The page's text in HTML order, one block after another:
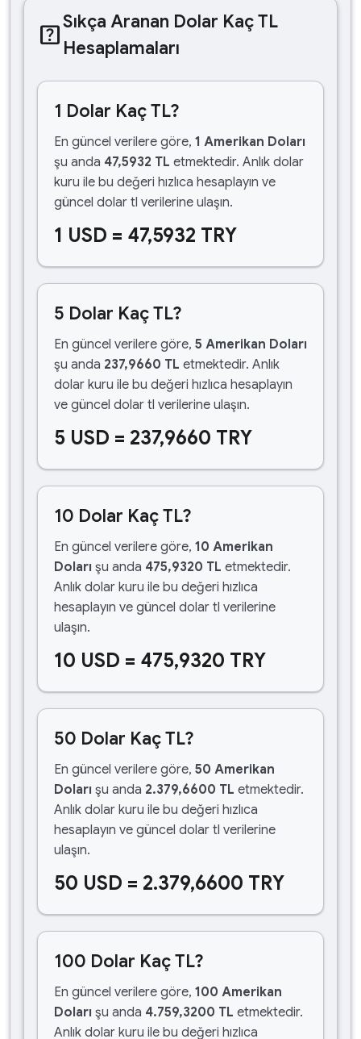
help_centerSıkça Aranan Dolar Kaç TL
Hesaplamaları
1 Dolar Kaç TL?
En güncel verilere göre, 1 Amerikan Doları
şu anda 47,5932 TL etmektedir. Anlık dolar
kuru ile bu değeri hızlıca hesaplayın ve
güncel dolar tl verilerine ulaşın.
1 USD = 47,5932 TRY
5 Dolar Kaç TL?
En güncel verilere göre, 5 Amerikan Doları
şu anda 237,9660 TL etmektedir. Anlık
dolar kuru ile bu değeri hızlıca hesaplayın
ve güncel dolar tl verilerine ulaşın.
5 USD = 237,9660 TRY
10 Dolar Kaç TL?
En güncel verilere göre, 10 Amerikan
Doları şu anda 475,9320 TL etmektedir.
Anlık dolar kuru ile bu değeri hızlıca
hesaplayın ve güncel dolar tl verilerine
ulaşın.
10 USD = 475,9320 TRY
50 Dolar Kaç TL?
En güncel verilere göre, 50 Amerikan
Doları şu anda 2.379,6600 TL etmektedir.
Anlık dolar kuru ile bu değeri hızlıca
hesaplayın ve güncel dolar tl verilerine
ulaşın.
50 USD = 2.379,6600 TRY
100 Dolar Kaç TL?
En güncel verilere göre, 100 Amerikan
Doları şu anda 4.759,3200 TL etmektedir.
Anlık dolar kuru ile bu değeri hızlıca